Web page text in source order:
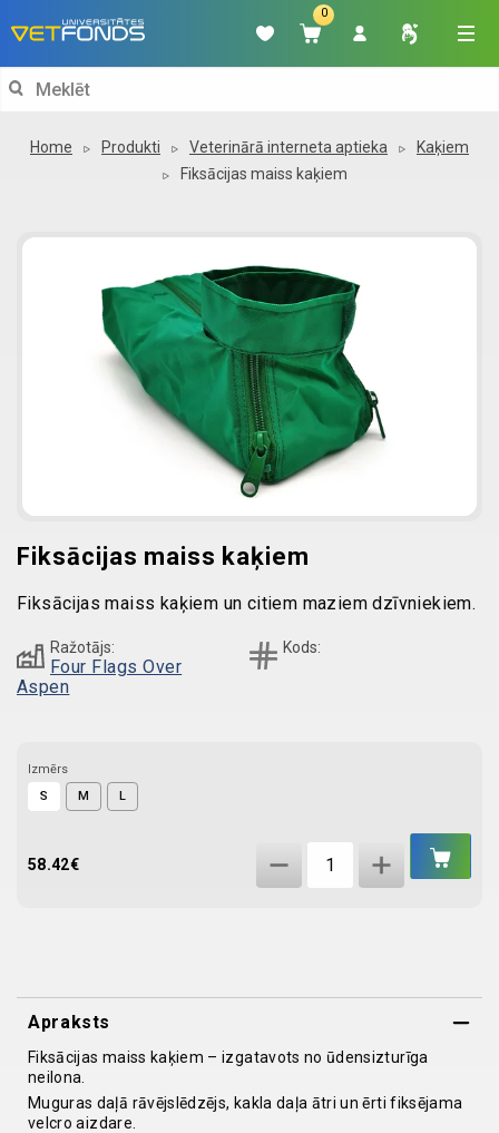
0
Search
Home Produkti Veterinārā interneta aptieka
Kaķiem
Fiksācijas maiss kaķiem
Fiksācijas maiss kaķiem
Fiksācijas maiss kaķiem un citiem maziem dzīvniekiem.
Ražotājs:
Four Flags Over
Aspen
Kods:
Izmērs
S
M L
58.42€
Apraksts
Fiksācijas maiss kaķiem – izgatavots no ūdensizturīga
neilona.
Muguras daļā rāvējslēdzējs, kakla daļa ātri un ērti fiksējama
velcro aizdare.